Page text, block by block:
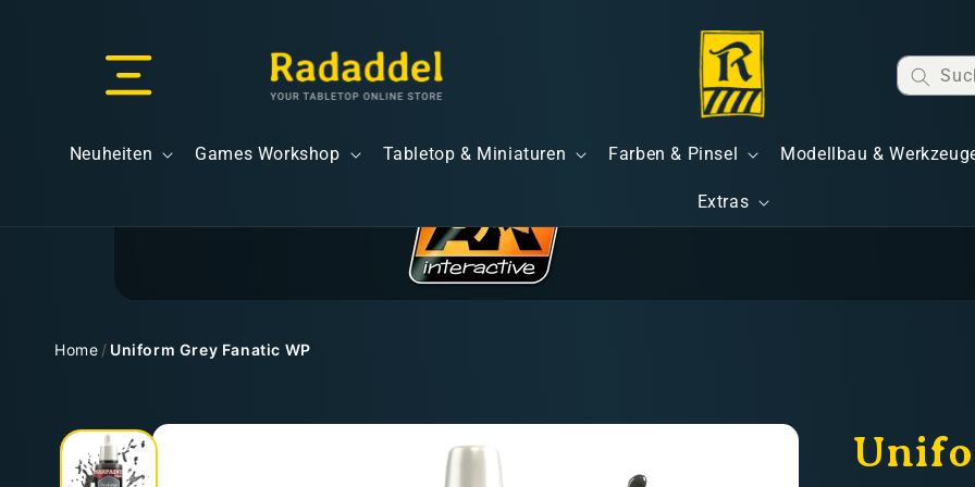
Neuheiten Games Workshop Tabletop & Miniaturen Farben & Pinsel Modellbau &
Extras
Home / Uniform Grey Fanatic WP
Zu
Produktinformationen
springen
Kostenloser Versand